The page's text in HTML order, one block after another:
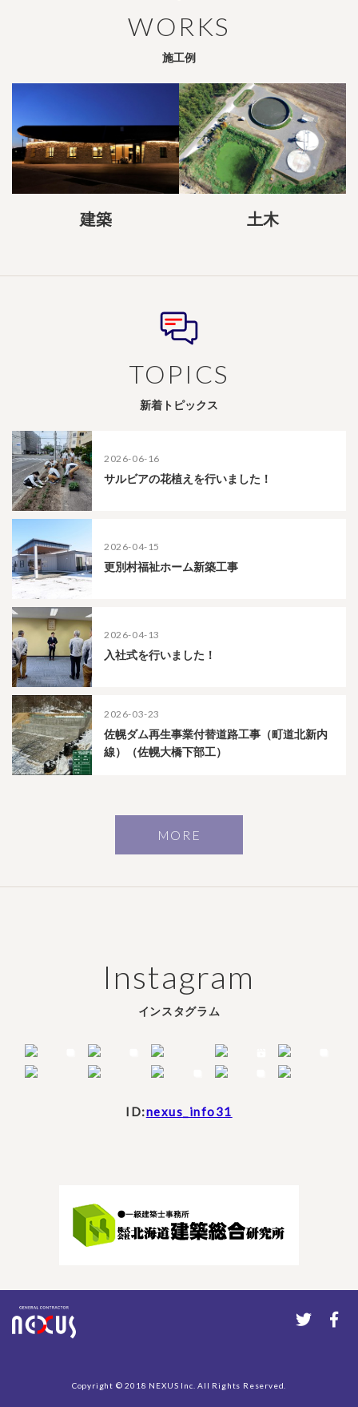
WORKS
施工例
建築 土木
TOPICS
新着トピックス
2026-06-16
サルビアの花植えを行いました！
2026-04-15
更別村福祉ホーム新築工事
2026-04-13
入社式を行いました！
2026-03-23
佐幌ダム再生事業付替道路工事（町道北新内
線）（佐幌大橋下部工）
MORE
Instagram
インスタグラム
ID:nexus_info31
Copyright © 2018 NEXUS Inc. All Rights Reserved.